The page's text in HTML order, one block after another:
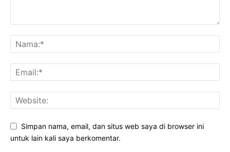
Simpan nama, email, dan situs web saya di browser ini
untuk lain kali saya berkomentar.